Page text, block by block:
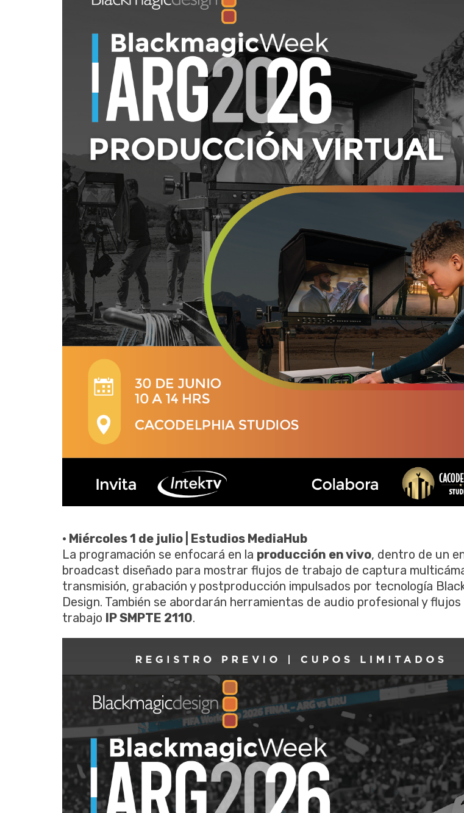
• Miércoles 1 de julio | Estudios MediaHub
La programación se enfocará en la producción en vivo, dentro de un
broadcast diseñado para mostrar flujos de trabajo de captura
transmisión, grabación y postproducción impulsados por tecnología
Design. También se abordarán herramientas de audio profesional y flujos
trabajo IP SMPTE 2110.